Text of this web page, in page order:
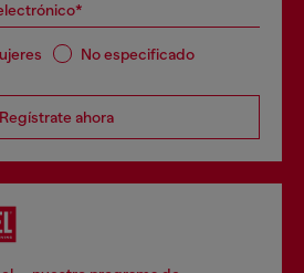
No especificado
Regístrate ahora